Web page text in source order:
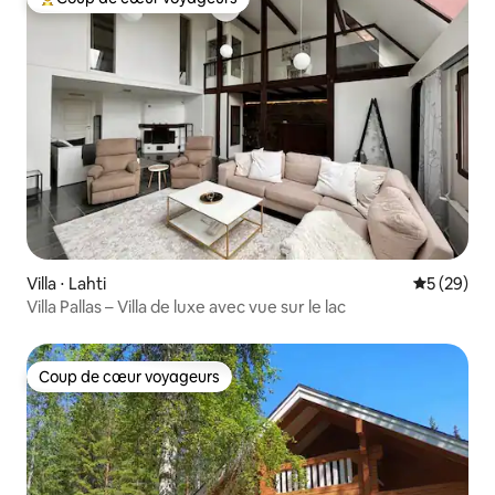
Coups de cœur voyageurs les plus appréciés
Villa ⋅ Lahti
5 (29)
Villa Pallas – Villa de luxe avec vue sur le lac
Coup de cœur voyageurs
Coup de cœur voyageurs